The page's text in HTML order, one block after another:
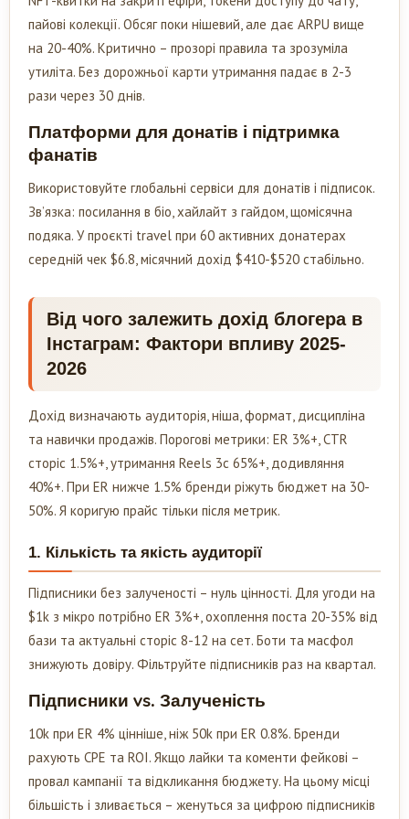
пайові колекції. Обсяг поки нішевий, але дає ARPU вище
на 20-40%. Критично – прозорі правила та зрозуміла
утиліта. Без дорожньої карти утримання падає в 2-3
рази через 30 днів.
Платформи для донатів і підтримка
фанатів
Використовуйте глобальні сервіси для донатів і підписок.
Зв’язка: посилання в біо, хайлайт з гайдом, щомісячна
подяка. У проєкті travel при 60 активних донатерах
середній чек $6.8, місячний дохід $410-$520 стабільно.
Від чого залежить дохід блогера в
Інстаграм: Фактори впливу 2025-
2026
Дохід визначають аудиторія, ніша, формат, дисципліна
та навички продажів. Порогові метрики: ER 3%+, CTR
сторіс 1.5%+, утримання Reels 3с 65%+, додивляння
40%+. При ER нижче 1.5% бренди ріжуть бюджет на 30-
50%. Я коригую прайс тільки після метрик.
1. Кількість та якість аудиторії
Підписники без залученості – нуль цінності. Для угоди на
$1k з мікро потрібно ER 3%+, охоплення поста 20-35% від
бази та актуальні сторіс 8-12 на сет. Боти та масфол
знижують довіру. Фільтруйте підписників раз на квартал.
Підписники vs. Залученість
10k при ER 4% цінніше, ніж 50k при ER 0.8%. Бренди
рахують CPE та ROI. Якщо лайки та коменти фейкові –
провал кампанії та відкликання бюджету. На цьому місці
більшість і зливається – женуться за цифрою підписників